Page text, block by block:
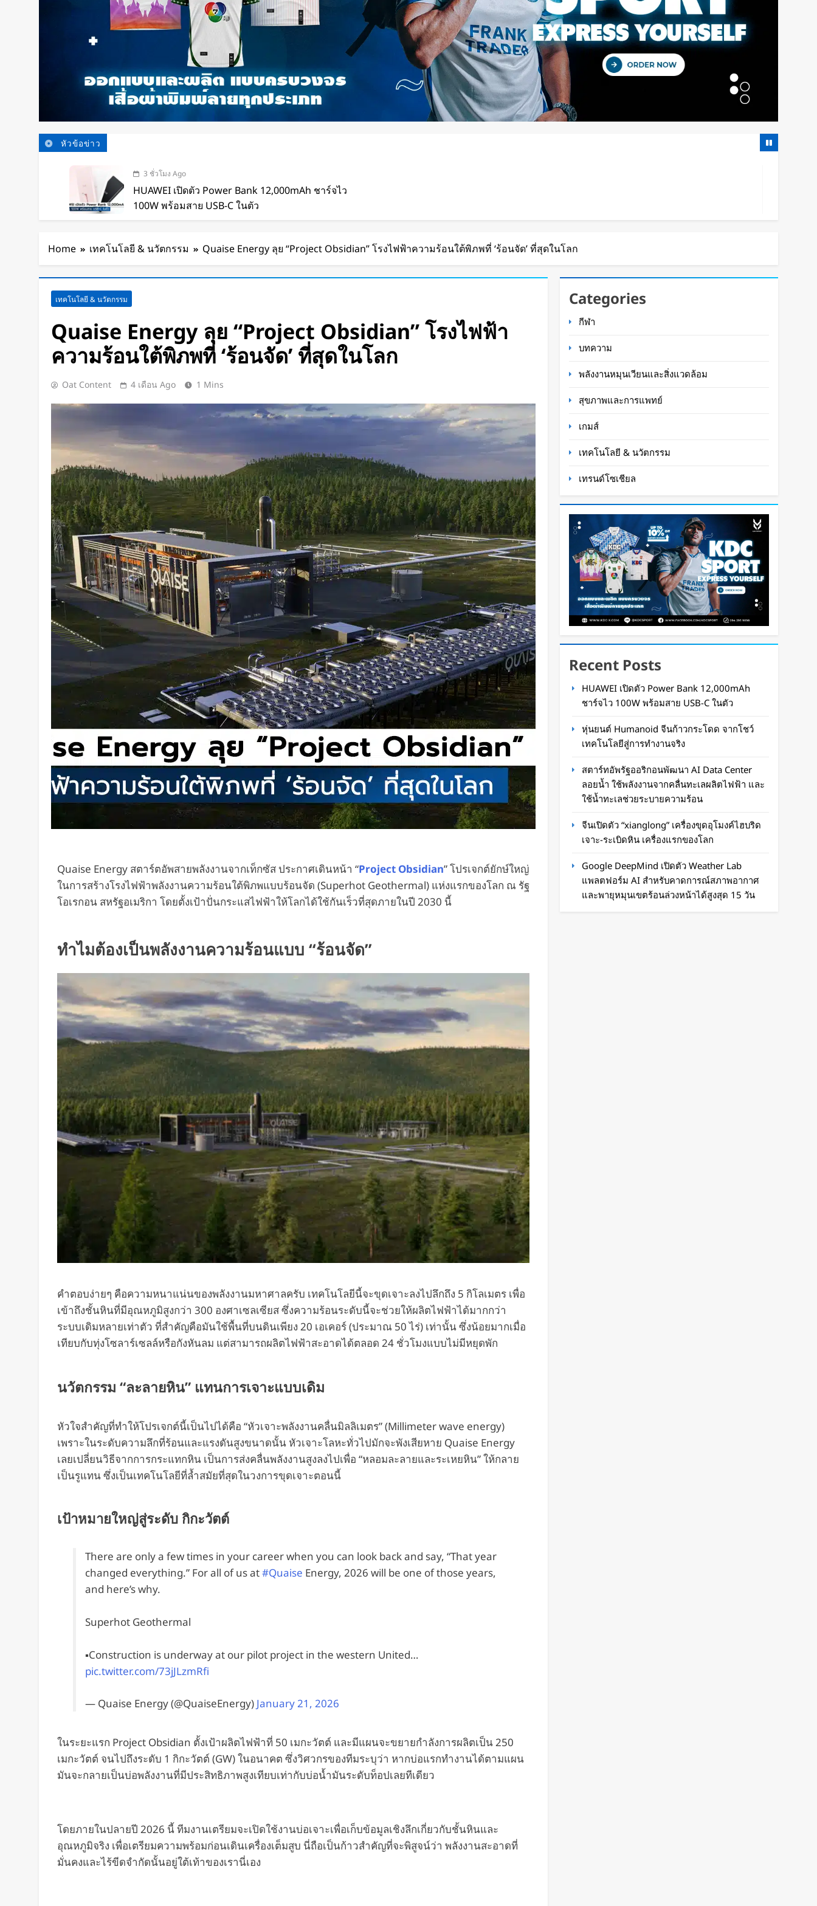
หัวข้อข่าว
3 ชั่วโมง Ago
HUAWEI เปิดตัว Power Bank 12,000mAh ชาร์จไว
100W พร้อมสาย USB-C ในตัว
เทคโนโลยีสู่การทำงานจริง
จีนเปิดตัว “xianglong” เครื่องขุดอุโมงค์ไฮบริด เจาะ-
ระเบิดหิน เครื่องแรกของโลก
Google DeepMind เปิดตัว Weather Lab
พายุหมุนเขตร้อนล่วงหน้าได้สูงสุด 15 วัน
ChatGPT ทะลุ 1 พันล้านผู้ใช้ต่อสัปดาห์ เร็วที่สุดใน
โลก AI
Xiaomi เปิดตัว SUV พร้อมพื้นที่นอนชั้นบน รองรับผู้
โดยสารได้ 7 ที่นั่ง
1 วัน Ago
นักวิจัย NUS CDE พัฒนา “ผิวอิเล็กทรอนิกส์” ที่รับรู้
การสัมผัสและซ่อมแซมตัวเองใต้น้ำได้
1 วัน Ago
K-18M โดรนรบฝีมือคนไทย ทดสอบบินสำเร็จครั้งแรก
2 วัน Ago
BlaBlaCar เปิดให้บริการในไทย แพลตฟอร์มคาร์พูล
ระหว่างเมือง ช่วยหารค่าน้ำมันและค่าทางด่วน
Home เทคโนโลยี & นวัตกรรม Quaise Energy ลุย “Project Obsidian” โรงไฟฟ้าความร้อนใต้พิภพที่ ‘ร้อนจัด’ ที่สุดในโลก
เทคโนโลยี & นวัตกรรม
Quaise Energy ลุย “Project Obsidian” โรงไฟฟ้า
ความร้อนใต้พิภพที่ ‘ร้อนจัด’ ที่สุดในโลก
Oat Content 4 เดือน Ago 1 Mins
Quaise Energy สตาร์ตอัพสายพลังงานจากเท็กซัส ประกาศเดินหน้า “Project Obsidian” โปรเจกต์ยักษ์ใหญ่
ในการสร้างโรงไฟฟ้าพลังงานความร้อนใต้พิภพแบบร้อนจัด (Superhot Geothermal) แห่งแรกของโลก ณ รัฐ
โอเรกอน สหรัฐอเมริกา โดยตั้งเป้าปั่นกระแสไฟฟ้าให้โลกได้ใช้กันเร็วที่สุดภายในปี 2030 นี้
ทำไมต้องเป็นพลังงานความร้อนแบบ “ร้อนจัด”
คำตอบง่ายๆ คือความหนาแน่นของพลังงานมหาศาลครับ เทคโนโลยีนี้จะขุดเจาะลงไปลึกถึง 5 กิโลเมตร เพื่อ
เข้าถึงชั้นหินที่มีอุณหภูมิสูงกว่า 300 องศาเซลเซียส ซึ่งความร้อนระดับนี้จะช่วยให้ผลิตไฟฟ้าได้มากกว่า
ระบบเดิมหลายเท่าตัว ที่สำคัญคือมันใช้พื้นที่บนดินเพียง 20 เอเคอร์ (ประมาณ 50 ไร่) เท่านั้น ซึ่งน้อยมากเมื่อ
เทียบกับทุ่งโซลาร์เซลล์หรือกังหันลม แต่สามารถผลิตไฟฟ้าสะอาดได้ตลอด 24 ชั่วโมงแบบไม่มีหยุดพัก
นวัตกรรม “ละลายหิน” แทนการเจาะแบบเดิม
หัวใจสำคัญที่ทำให้โปรเจกต์นี้เป็นไปได้คือ “หัวเจาะพลังงานคลื่นมิลลิเมตร” (Millimeter wave energy)
เพราะในระดับความลึกที่ร้อนและแรงดันสูงขนาดนั้น หัวเจาะโลหะทั่วไปมักจะพังเสียหาย Quaise Energy
เลยเปลี่ยนวิธีจากการกระแทกหิน เป็นการส่งคลื่นพลังงานสูงลงไปเพื่อ “หลอมละลายและระเหยหิน” ให้กลาย
เป็นรูแทน ซึ่งเป็นเทคโนโลยีที่ล้ำสมัยที่สุดในวงการขุดเจาะตอนนี้
เป้าหมายใหญ่สู่ระดับ กิกะวัตต์
There are only a few times in your career when you can look back and say, “That year
changed everything.” For all of us at#Quaise Energy, 2026 will be one of those years,
and here’s why.
Superhot Geothermal
▪️Construction is underway at our pilot project in the western United…
pic.twitter.com/73jJLzmRfi
— Quaise Energy (@QuaiseEnergy) January 21, 2026
ในระยะแรก Project Obsidian ตั้งเป้าผลิตไฟฟ้าที่ 50 เมกะวัตต์ และมีแผนจะขยายกำลังการผลิตเป็น 250
เมกะวัตต์ จนไปถึงระดับ 1 กิกะวัตต์ (GW) ในอนาคต ซึ่งวิศวกรของทีมระบุว่า หากบ่อแรกทำงานได้ตามแผน
มันจะกลายเป็นบ่อพลังงานที่มีประสิทธิภาพสูงเทียบเท่ากับบ่อน้ำมันระดับท็อปเลยทีเดียว
โดยภายในปลายปี 2026 นี้ ทีมงานเตรียมจะเปิดใช้งานบ่อเจาะเพื่อเก็บข้อมูลเชิงลึกเกี่ยวกับชั้นหินและ
อุณหภูมิจริง เพื่อเตรียมความพร้อมก่อนเดินเครื่องเต็มสูบ นี่ถือเป็นก้าวสำคัญที่จะพิสูจน์ว่า พลังงานสะอาดที่
มั่นคงและไร้ขีดจำกัดนั้นอยู่ใต้เท้าของเรานี่เอง
Categories
กีฬา
บทความ
พลังงานหมุนเวียนและสิ่งแวดล้อม
สุขภาพและการแพทย์
เกมส์
เทคโนโลยี & นวัตกรรม
เทรนด์โซเชียล
Recent Posts
HUAWEI เปิดตัว Power Bank 12,000mAh
ชาร์จไว 100W พร้อมสาย USB-C ในตัว
หุ่นยนต์ Humanoid จีนก้าวกระโดด จากโชว์
เทคโนโลยีสู่การทำงานจริง
สตาร์ทอัพรัฐออริกอนพัฒนา AI Data Center
ลอยน้ำ ใช้พลังงานจากคลื่นทะเลผลิตไฟฟ้า และ
ใช้น้ำทะเลช่วยระบายความร้อน
จีนเปิดตัว “xianglong” เครื่องขุดอุโมงค์ไฮบริด
เจาะ-ระเบิดหิน เครื่องแรกของโลก
Google DeepMind เปิดตัว Weather Lab
แพลตฟอร์ม AI สำหรับคาดการณ์สภาพอากาศ
และพายุหมุนเขตร้อนล่วงหน้าได้สูงสุด 15 วัน